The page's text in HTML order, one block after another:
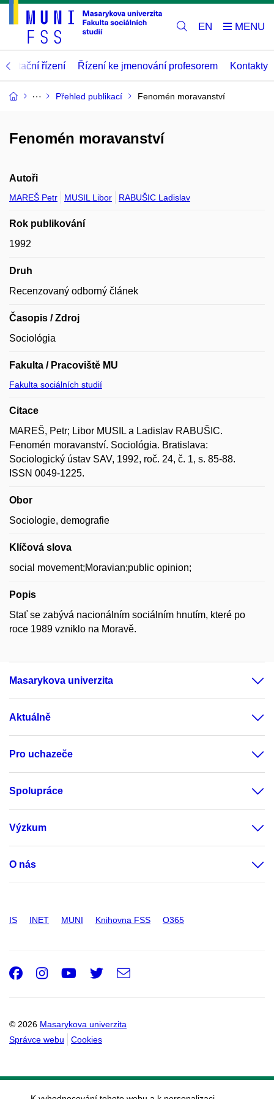
EN
řízení Řízení ke jmenování profesorem Kontakty
Přehled publikací Fenomén moravanství
Fenomén moravanství
Autoři
MAREŠ Petr MUSIL Libor RABUŠIC Ladislav
Rok publikování
1992
Druh
Recenzovaný odborný článek
Časopis / Zdroj
Sociológia
Fakulta / Pracoviště MU
Fakulta sociálních studií
Citace
MAREŠ, Petr; Libor MUSIL a Ladislav RABUŠIC.
Fenomén moravanství. Sociológia. Bratislava:
Sociologický ústav SAV, 1992, roč. 24, č. 1, s. 85-88.
ISSN 0049-1225.
Obor
Sociologie, demografie
Klíčová slova
social movement;Moravian;public opinion;
Popis
Stať se zabývá nacionálním sociálním hnutím, které po
roce 1989 vzniklo na Moravě.
Masarykova univerzita
Aktuálně
Pro uchazeče
Spolupráce
Výzkum
O nás
IS INET MUNI Knihovna FSS O365
© 2026 Masarykova univerzita
Správce webu
Cookies
Facebook
Instagram
Youtube
Twitter
e-